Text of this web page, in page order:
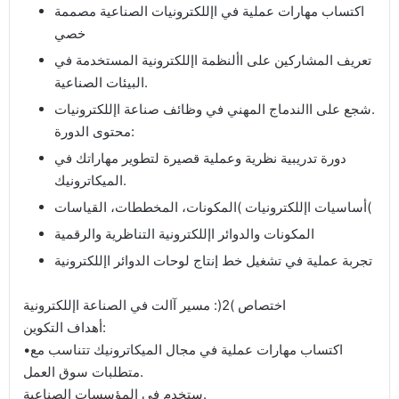
اكتساب مهارات عملية في اإللكترونيات الصناعية مصممة
خصي
تعريف المشاركين على األنظمة اإللكترونية المستخدمة في
البيئات الصناعية.
شجع على االندماج المهني في وظائف صناعة اإللكترونيات.
محتوى الدورة:
دورة تدريبية نظرية وعملية قصيرة لتطوير مهاراتك في
الميكاترونيك.
أساسيات اإللكترونيات )المكونات، المخططات، القياسات(
المكونات والدوائر اإللكترونية التناظرية والرقمية
تجربة عملية في تشغيل خط إنتاج لوحات الدوائر اإللكترونية
اختصاص )2(: مسير آالت في الصناعة اإللكترونية
أهداف التكوين:
•اكتساب مهارات عملية في مجال الميكاترونيك تتناسب مع
متطلبات سوق العمل.
ستخدم في المؤسسات الصناعية.